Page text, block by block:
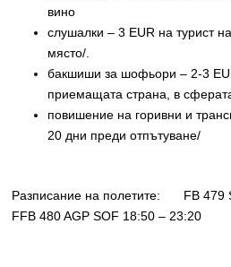
вино
слушалки – 3 EUR на турист
място/.
бакшиши за шофьори – 2-3
приемащата страна, в
повишение на горивни и
20 дни преди отпътуване/
Разписание на полетите:
FB 479
FFB 480 AGP SOF 18:50 – 23:20